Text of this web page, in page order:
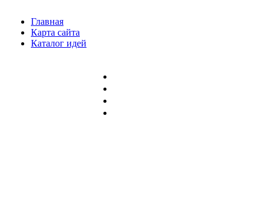
Главная
Карта сайта
Каталог идей